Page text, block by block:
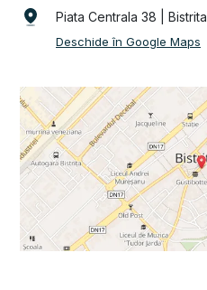
Piata Centrala 38 | Bistrita
Deschide în Google Maps